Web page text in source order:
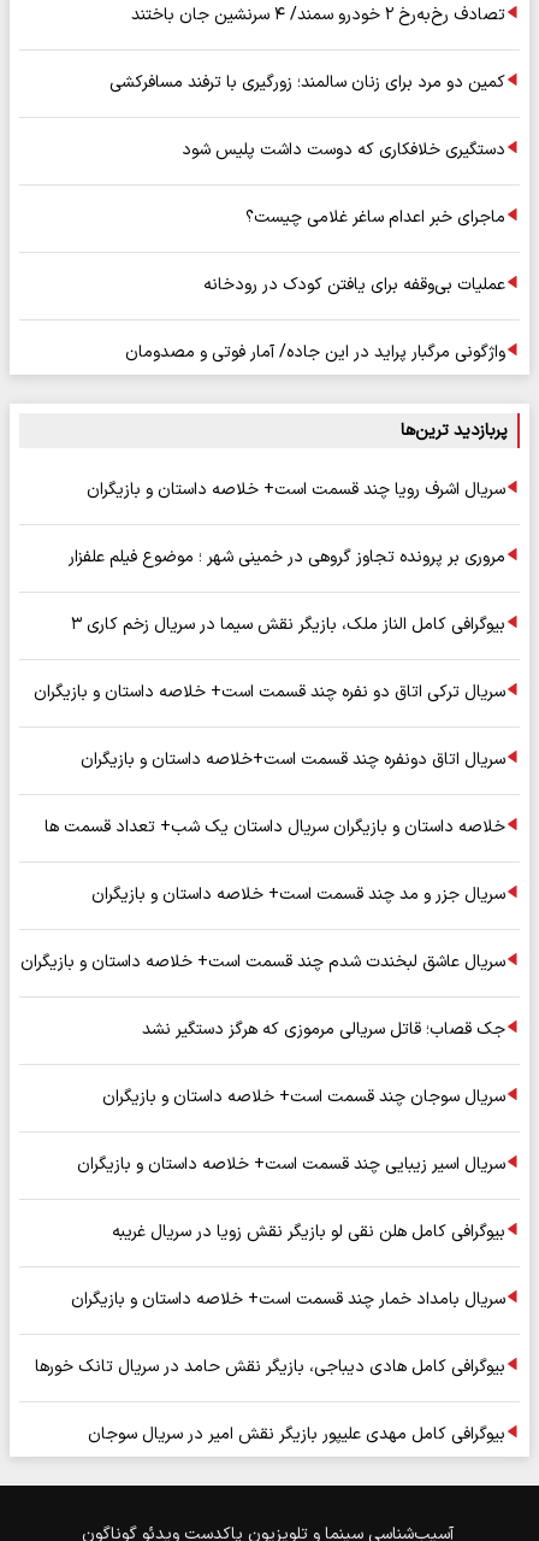
تصادف رخ‌به‌رخ ۲ خودرو سمند/ ۴ سرنشین جان باختند
کمین دو مرد برای زنان سالمند؛ زورگیری با ترفند مسافرکشی
دستگیری خلافکاری که دوست داشت پلیس شود
ماجرای خبر اعدام ساغر غلامی چیست؟
عملیات بی‌وقفه برای یافتن کودک در رودخانه
واژگونی مرگبار پراید در این جاده/ آمار فوتی و مصدومان
پربازدید ترین‌ها
سریال اشرف رویا چند قسمت است+ خلاصه داستان و بازیگران
مروری بر پرونده تجاوز گروهی در خمینی شهر ؛ موضوع فیلم علفزار
بیوگرافی کامل الناز ملک، بازیگر نقش سیما در سریال زخم کاری ۳
سریال ترکی اتاق دو نفره چند قسمت است+ خلاصه داستان و بازیگران
سریال اتاق دونفره چند قسمت است+خلاصه داستان و بازیگران
خلاصه داستان و بازیگران سریال داستان یک شب+ تعداد قسمت ها
سریال جزر و مد چند قسمت است+ خلاصه داستان و بازیگران
سریال عاشق لبخندت شدم چند قسمت است+ خلاصه داستان و بازیگران
جک قصاب؛ قاتل سریالی مرموزی که هرگز دستگیر نشد
سریال سوجان چند قسمت است+ خلاصه داستان و بازیگران
سریال اسیر زیبایی چند قسمت است+ خلاصه داستان و بازیگران
بیوگرافی کامل هلن نقی لو بازیگر نقش زویا در سریال غریبه
سریال بامداد خمار چند قسمت است+ خلاصه داستان و بازیگران
بیوگرافی کامل هادی دیباجی، بازیگر نقش حامد در سریال تانک خورها
بیوگرافی کامل مهدی علیپور بازیگر نقش امیر در سریال سوجان
آسیب‌شناسی سینما و تلویزیون پاکدست ویدئو گوناگون